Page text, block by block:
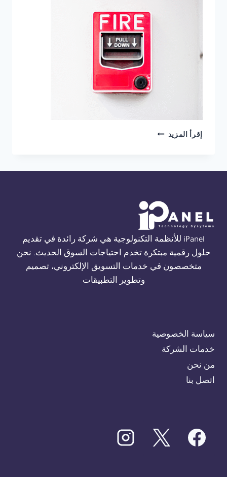
إقرأ المزيد شركة
iPanel للأنظمة التكنولوجية هي شركة رائدة في تقديم
حلول رقمية مبتكرة تخدم احتياجات السوق الحديث. نحن
متخصصون في خدمات التسويق الإلكتروني، تصميم
وتطوير التطبيقات
سياسة الخصوصية
خدمات الشركة
من نحن
اتصل بنا